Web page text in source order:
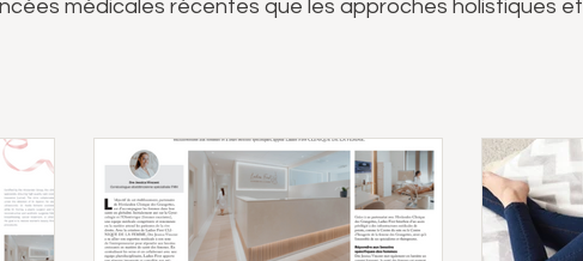
médicales récentes que les approches holistiques et